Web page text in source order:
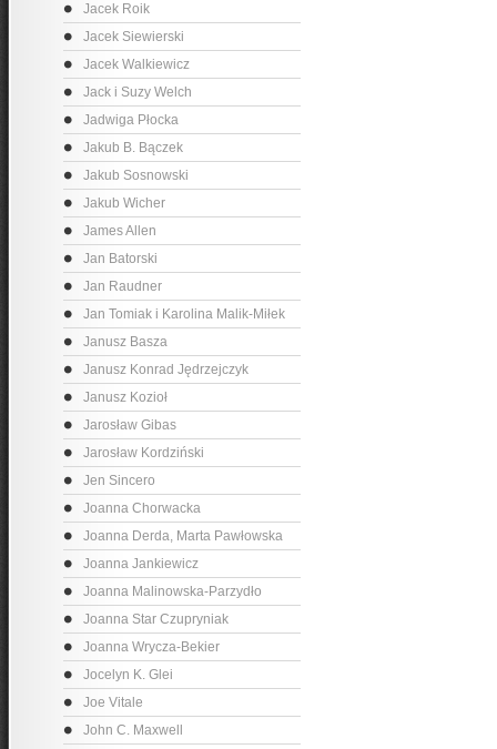
Jacek Roik
Jacek Siewierski
Jacek Walkiewicz
Jack i Suzy Welch
Jadwiga Płocka
Jakub B. Bączek
Jakub Sosnowski
Jakub Wicher
James Allen
Jan Batorski
Jan Raudner
Jan Tomiak i Karolina Malik-Miłek
Janusz Basza
Janusz Konrad Jędrzejczyk
Janusz Kozioł
Jarosław Gibas
Jarosław Kordziński
Jen Sincero
Joanna Chorwacka
Joanna Derda, Marta Pawłowska
Joanna Jankiewicz
Joanna Malinowska-Parzydło
Joanna Star Czupryniak
Joanna Wrycza-Bekier
Jocelyn K. Glei
Joe Vitale
John C. Maxwell